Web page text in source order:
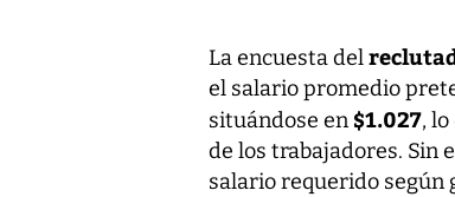
La encuesta del
el salario promedio
situándose en $1.027,
de los trabajadores. Sin
salario requerido según